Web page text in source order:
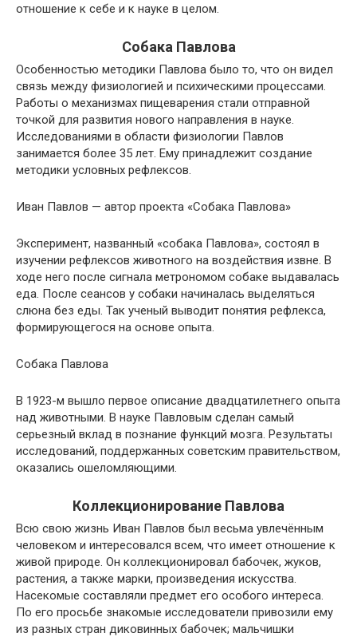
отношение к себе и к науке в целом.
Собака Павлова
Особенностью методики Павлова было то, что он видел
связь между физиологией и психическими процессами.
Работы о механизмах пищеварения стали отправной
точкой для развития нового направления в науке.
Исследованиями в области физиологии Павлов
занимается более 35 лет. Ему принадлежит создание
методики условных рефлексов.
Иван Павлов — автор проекта «Собака Павлова»
Эксперимент, названный «собака Павлова», состоял в
изучении рефлексов животного на воздействия извне. В
ходе него после сигнала метрономом собаке выдавалась
еда. После сеансов у собаки начиналась выделяться
слюна без еды. Так ученый выводит понятия рефлекса,
формирующегося на основе опыта.
Собака Павлова
В 1923-м вышло первое описание двадцатилетнего опыта
над животными. В науке Павловым сделан самый
серьезный вклад в познание функций мозга. Результаты
исследований, поддержанных советским правительством,
оказались ошеломляющими.
Коллекционирование Павлова
Всю свою жизнь Иван Павлов был весьма увлечённым
человеком и интересовался всем, что имеет отношение к
живой природе. Он коллекционировал бабочек, жуков,
растения, а также марки, произведения искусства.
Насекомые составляли предмет его особого интереса.
По его просьбе знакомые исследователи привозили ему
из разных стран диковинных бабочек; мальчишки